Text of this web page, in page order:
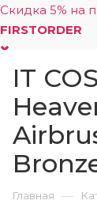
Скидка 5% на
FIRSTORDER
IT
Главная —